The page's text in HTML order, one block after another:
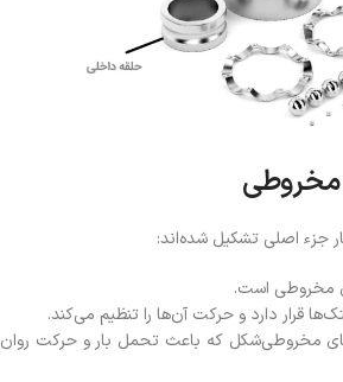
مخروطی
جزء اصلی تشکیل شده‌اند:
مخروطی است.
قرار دارد و حرکت آن‌ها را تنظیم می‌کند.
مخروطی‌شکل که باعث تحمل بار و حرکت روان